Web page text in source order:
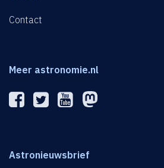
Contact
Meer astronomie.nl
Astronieuwsbrief